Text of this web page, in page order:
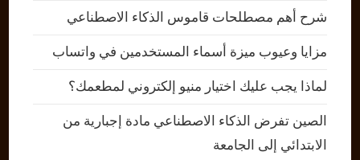
شرح أهم مصطلحات قاموس الذكاء الاصطناعي
مزايا وعيوب ميزة أسماء المستخدمين في واتساب
لماذا يجب عليك اختيار منيو إلكتروني لمطعمك؟
الصين تفرض الذكاء الاصطناعي مادة إجبارية من
الابتدائي إلى الجامعة